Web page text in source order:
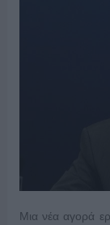
Μια νέα αγορά